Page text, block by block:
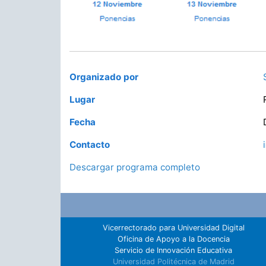
Organizado por
Lugar
Fecha
Contacto
Descargar programa completo
Vicerrectorado para Universidad Digital
Oficina de Apoyo a la Docencia
Servicio de Innovación Educativa
Universidad Politécnica de Madrid